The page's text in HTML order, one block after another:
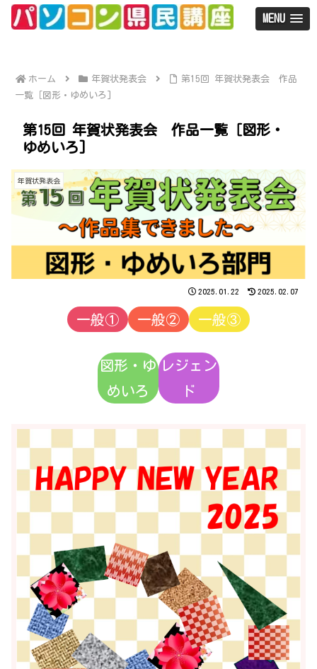
MENU
ホーム 年賀状発表会
第15回 年賀状発表会 作品
一覧［図形・ゆめいろ]
第15回 年賀状発表会 作品一覧［図形・
ゆめいろ]
年賀状発表会
2025.01.22 2025.02.07
一般① 一般② 一般③
図形・ゆ
めいろ
レジェン
ド